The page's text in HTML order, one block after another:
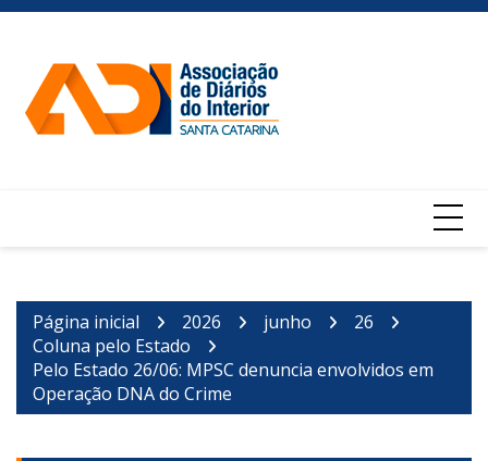
Ir
conteúdo
Página inicial 2026 junho
26
Coluna pelo Estado
Pelo Estado 26/06: MPSC denuncia envolvidos em
Operação DNA do Crime